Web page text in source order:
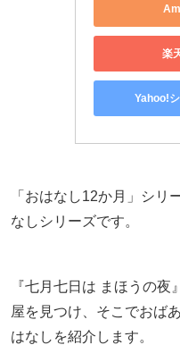
楽
Yahoo!
「おはなし12か月」シリ
なしシリーズです。
『七月七日は まほうの
屋を見つけ、そこでおば
はなしを紹介します。